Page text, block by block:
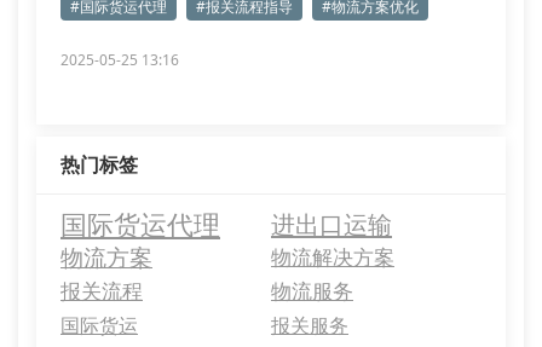
#国际货运代理 #报关流程指导 #物流方案优化
2025-05-25 13:16
热门标签
国际货运代理 进出口运输
物流方案
物流解决方案
报关流程
物流服务
国际货运 报关服务